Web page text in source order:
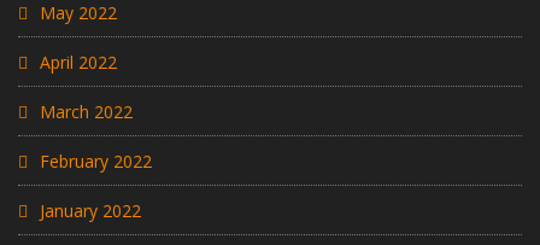
May 2022
April 2022
March 2022
February 2022
January 2022